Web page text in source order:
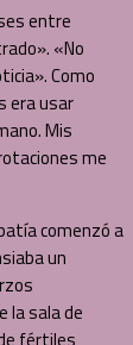
entre
«No
Como
era usar
Mis
me
comenzó a
un
la sala de
fértiles